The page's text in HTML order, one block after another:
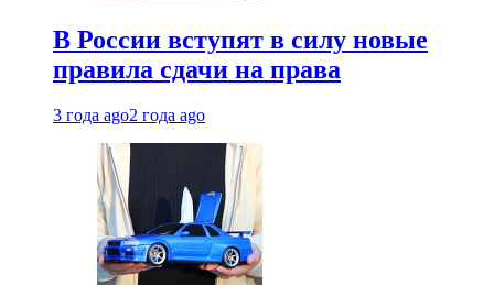
В России вступят в силу новые
правила сдачи на права
3 года ago2 года ago